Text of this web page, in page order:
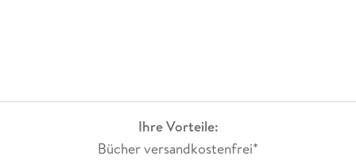
Ihre Vorteile:
Bücher versandkostenfrei*